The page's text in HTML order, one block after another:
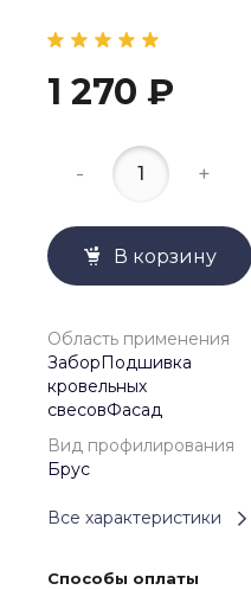
1 270 ₽
- +
В корзину
Область применения
ЗаборПодшивка
кровельных
свесовФасад
Вид профилирования
Брус
Все характеристики
Способы оплаты